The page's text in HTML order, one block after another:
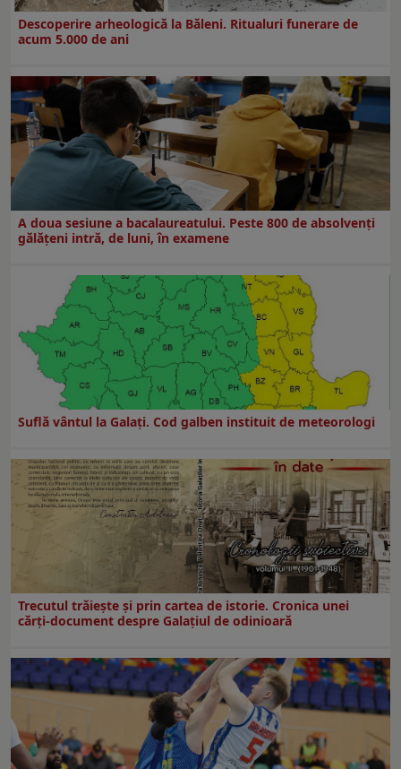
Descoperire arheologică la Băleni. Ritualuri funerare de
acum 5.000 de ani
A doua sesiune a bacalaureatului. Peste 800 de absolvenţi
gălăţeni intră, de luni, în examene
Suflă vântul la Galaţi. Cod galben instituit de meteorologi
Trecutul trăiește și prin cartea de istorie. Cronica unei
cărți-document despre Galațiul de odinioară